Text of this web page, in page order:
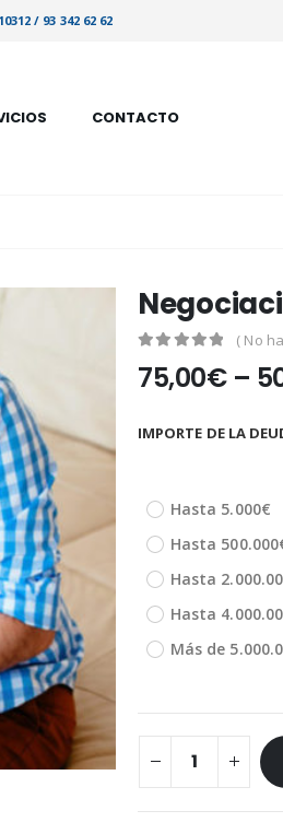
/ 93 342 62 62
CONTACTO
( No
75,00€–
IMPORTE DE LA
Hasta 5.000€
Hasta
Hasta
Hasta
Más de